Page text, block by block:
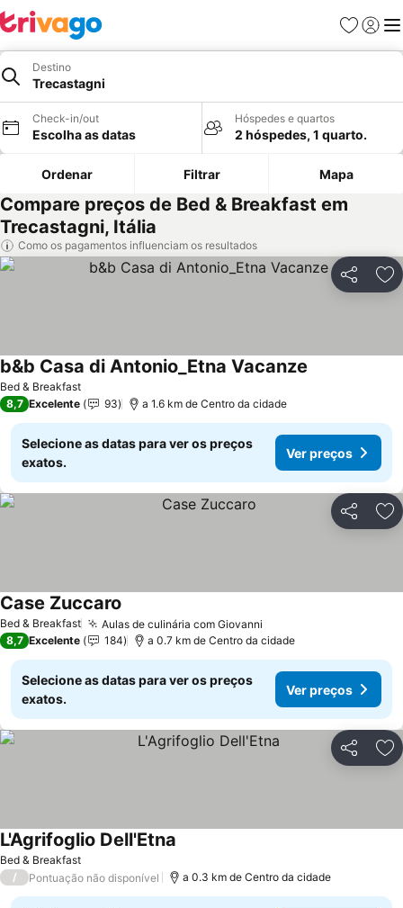
Favoritos
Iniciar
Destino
Trecastagni
Check-in/out
Escolha as datas
Hóspedes e quartos
2 hóspedes, 1 quarto.
Ordenar Filtrar Mapa
Compare preços de Bed & Breakfast em
Trecastagni, Itália
Como os pagamentos influenciam os resultados
Partilhar
Bed & Breakfast
b&b Casa di Antonio_Etna Vacanze
8,7 Excelente 93 a 1.6 km de Centro da cidade
Selecione as datas para ver os preços
exatos.
Ver preços
Partilhar
Bed & Breakfast Aulas de culinária com Giovanni
Case Zuccaro
8,7 Excelente 184 a 0.7 km de Centro da cidade
Selecione as datas para ver os preços
exatos.
Ver preços
Partilhar
Bed & Breakfast
L'Agrifoglio Dell'Etna
/ Pontuação não disponível a 0.3 km de Centro da cidade